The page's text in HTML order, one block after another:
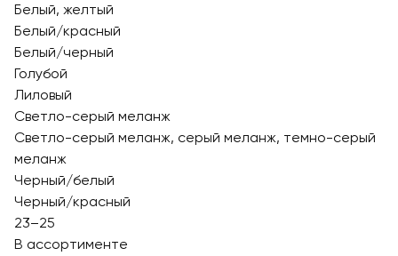
Белый, желтый
Белый/красный
Белый/черный
Голубой
Лиловый
Светло-серый меланж
Светло-серый меланж, серый меланж, темно-серый
меланж
Черный/белый
Черный/красный
23–25
В ассортименте